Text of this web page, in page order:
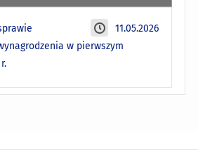
11.05.2026
w pierwszym